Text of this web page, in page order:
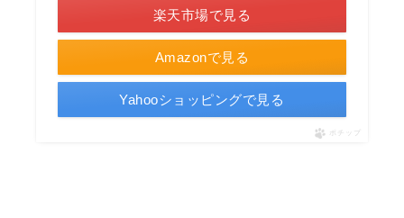
Amazonで見る
楽天市場で見る
Yahooショッピングで見る
ポチップ